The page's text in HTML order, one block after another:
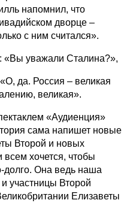
напомнил, что
дворце –
с ним считался».
«Вы уважали Сталина?»,
да. Россия – великая
великая».
«Аудиенция»
сама напишет новые
Второй и новых
хочется, чтобы
долго. Она ведь наша
участницы Второй
Елизаветы